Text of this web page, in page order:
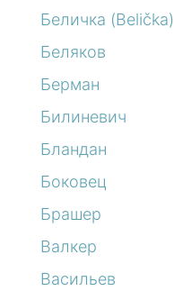
Беличка (Belička)
Беляков
Берман
Билиневич
Бландан
Боковец
Брашер
Валкер
Васильев